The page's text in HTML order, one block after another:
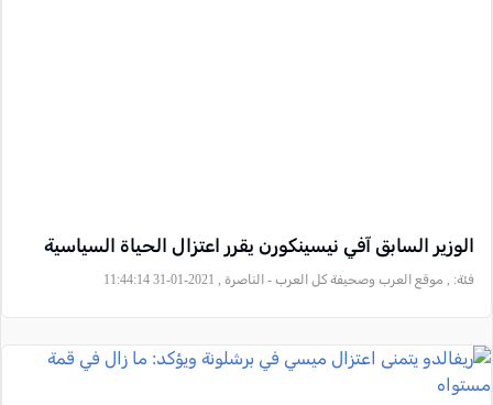
الوزير السابق آفي نيسينكورن يقرر اعتزال الحياة السياسية
فئة: , موقع العرب وصحيفة كل العرب - الناصرة , 2021-01-31 11:44:14